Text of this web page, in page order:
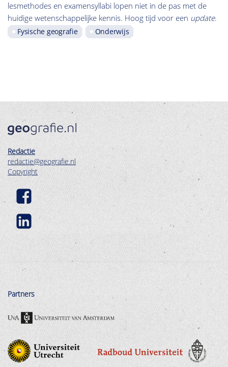
lesmethodes en examensyllabi lopen niet in de pas met de
huidige wetenschappelijke kennis. Hoog tijd voor een update.
Fysische geografie Onderwijs
Redactie
redactie@geografie.nl
Copyright
Partners